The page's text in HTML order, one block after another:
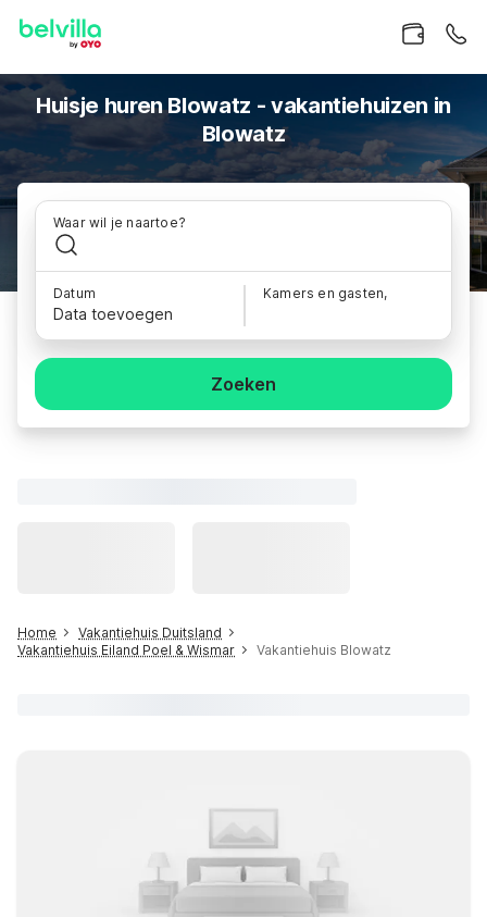
Huisje huren Blowatz - vakantiehuizen in
Blowatz
Waar wil je naartoe?
Datum
Data toevoegen
Kamers en gasten,
Zoeken
Home
Vakantiehuis Duitsland
Vakantiehuis Eiland Poel & Wismar
Vakantiehuis Blowatz